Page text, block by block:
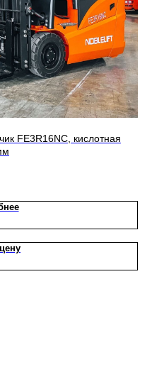
FE3R16NС, кислотная